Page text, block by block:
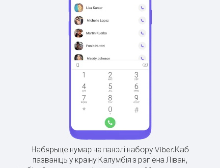
Набярыце нумар на панэлі набору Viber.Каб
пазваніць у краіну Калумбія з рэгіёна Ліван,